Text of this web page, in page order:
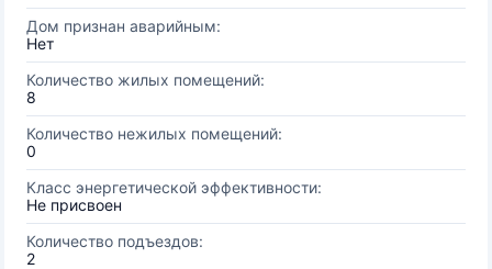
Дом признан аварийным:
Нет
Количество жилых помещений:
8
Количество нежилых помещений:
0
Класс энергетической эффективности:
Не присвоен
Количество подъездов:
2